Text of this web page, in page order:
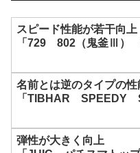
スピード性能が若干向上
「729 802（鬼釜Ⅲ
名前とは逆のタイプの性
「TIBHAR SPEEDY
弾性が大きく向上